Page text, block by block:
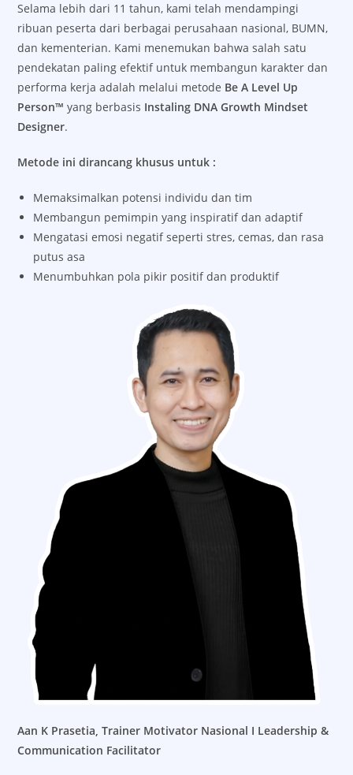
Selama lebih dari 11 tahun, kami telah mendampingi
ribuan peserta dari berbagai perusahaan nasional, BUMN,
dan kementerian. Kami menemukan bahwa salah satu
pendekatan paling efektif untuk membangun karakter dan
performa kerja adalah melalui metode Be A Level Up
Person™ yang berbasis Instaling DNA Growth Mindset
Designer.
Metode ini dirancang khusus untuk :
Memaksimalkan potensi individu dan tim
Membangun pemimpin yang inspiratif dan adaptif
Mengatasi emosi negatif seperti stres, cemas, dan rasa
putus asa
Menumbuhkan pola pikir positif dan produktif
Aan K Prasetia, Trainer Motivator Nasional I Leadership &
Communication Facilitator